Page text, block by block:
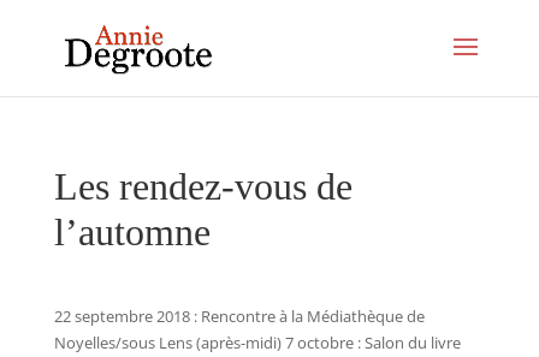
Les rendez-vous de
l’automne
22 septembre 2018 : Rencontre à la Médiathèque de
Noyelles/sous Lens (après-midi) 7 octobre : Salon du livre